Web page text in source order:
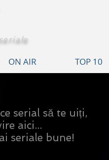
serial să te uiți,
aici...
seriale bune!
ON AIR TOP 10